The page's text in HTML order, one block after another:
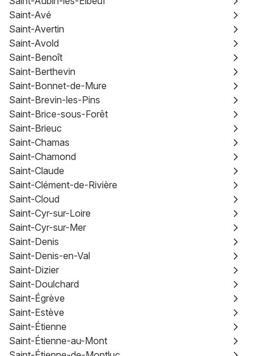
Saint-Avé
Saint-Avertin
Saint-Avold
Saint-Benoît
Saint-Berthevin
Saint-Bonnet-de-Mure
Saint-Brevin-les-Pins
Saint-Brice-sous-Forêt
Saint-Brieuc
Saint-Chamas
Saint-Chamond
Saint-Claude
Saint-Clément-de-Rivière
Saint-Cloud
Saint-Cyr-sur-Loire
Saint-Cyr-sur-Mer
Saint-Denis
Saint-Denis-en-Val
Saint-Dizier
Saint-Doulchard
Saint-Égrève
Saint-Estève
Saint-Étienne
Saint-Étienne-au-Mont